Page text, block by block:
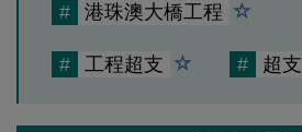
# 港珠澳大橋工程
# 工程超支 # 超支